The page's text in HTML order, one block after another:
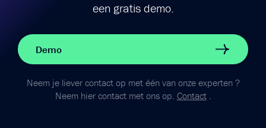
een gratis demo.
Demo
Neem je liever contact op met één van onze experten ?
Neem hier contact met ons op. Contact.